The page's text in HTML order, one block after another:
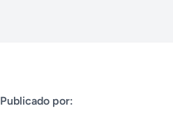
Publicado por: